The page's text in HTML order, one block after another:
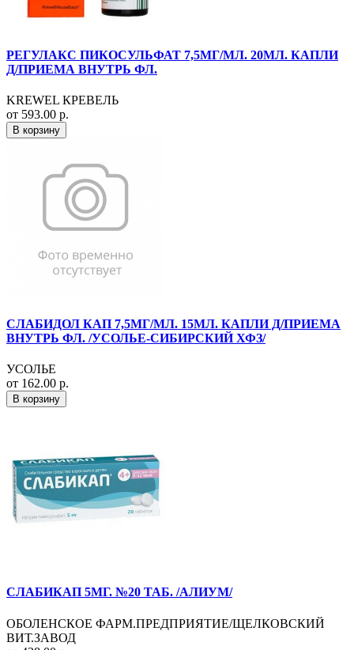
РЕГУЛАКС ПИКОСУЛЬФАТ 7,5МГ/МЛ. 20МЛ. КАПЛИ
Д/ПРИЕМА ВНУТРЬ ФЛ.
KREWEL КРЕВЕЛЬ
от 593.00 р.
В корзину
СЛАБИДОЛ КАП 7,5МГ/МЛ. 15МЛ. КАПЛИ Д/ПРИЕМА
ВНУТРЬ ФЛ. /УСОЛЬЕ-СИБИРСКИЙ ХФЗ/
УСОЛЬЕ
от 162.00 р.
В корзину
СЛАБИКАП 5МГ. №20 ТАБ. /АЛИУМ/
ОБОЛЕНСКОЕ ФАРМ.ПРЕДПРИЯТИЕ/ЩЕЛКОВСКИЙ
ВИТ.ЗАВОД